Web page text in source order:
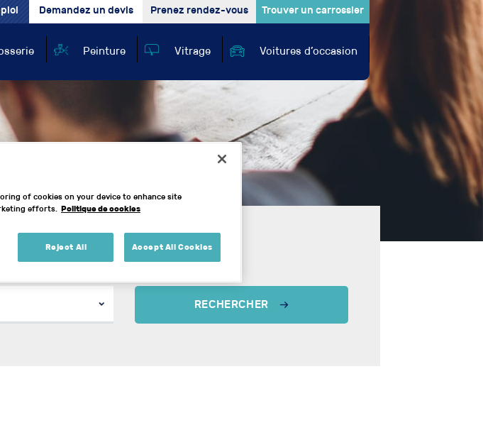
Trouver un carrossier
Prenez rendez-vous
Demandez un devis
Peinture Vitrage Voitures d’occasion
commercial
RECHERCHER
of cookies on your device to enhance site
efforts. Politique de cookies
Reject All Accept All Cookies